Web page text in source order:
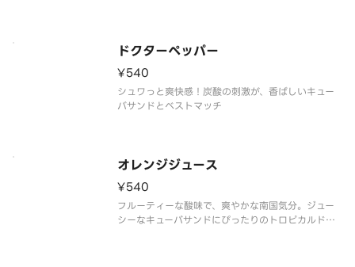
ドクターペッパー
¥540
シュワっと爽快感！炭酸の刺激が、香ばしいキュー
バサンドとベストマッチ
オレンジジュース
¥540
フルーティーな酸味で、爽やかな南国気分。ジュー
シーなキューバサンドにぴったりのトロピカルドリ